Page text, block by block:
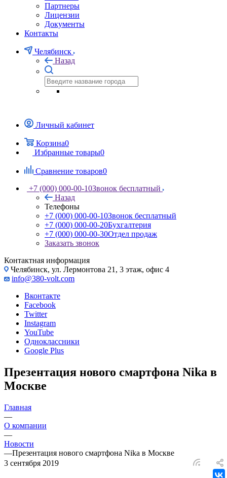
Партнеры
Лицензии
Документы
Контакты
Челябинск
Назад
Личный кабинет
Корзина0
Избранные товары0
Сравнение товаров0
+7 (000) 000-00-10Звонок бесплатный
Назад
Телефоны
+7 (000) 000-00-10Звонок бесплатный
+7 (000) 000-00-20Бухгалтерия
+7 (000) 000-00-30Отдел продаж
Заказать звонок
Контактная информация
Челябинск, ул. Лермонтова 21, 3 этаж, офис 4
info@380-volt.com
Вконтакте
Facebook
Twitter
Instagram
YouTube
Одноклассники
Google Plus
Презентация нового смартфона Nika в
Москве
Главная
—
О компании
—
Новости
—Презентация нового смартфона Nika в Москве
3 сентября 2019